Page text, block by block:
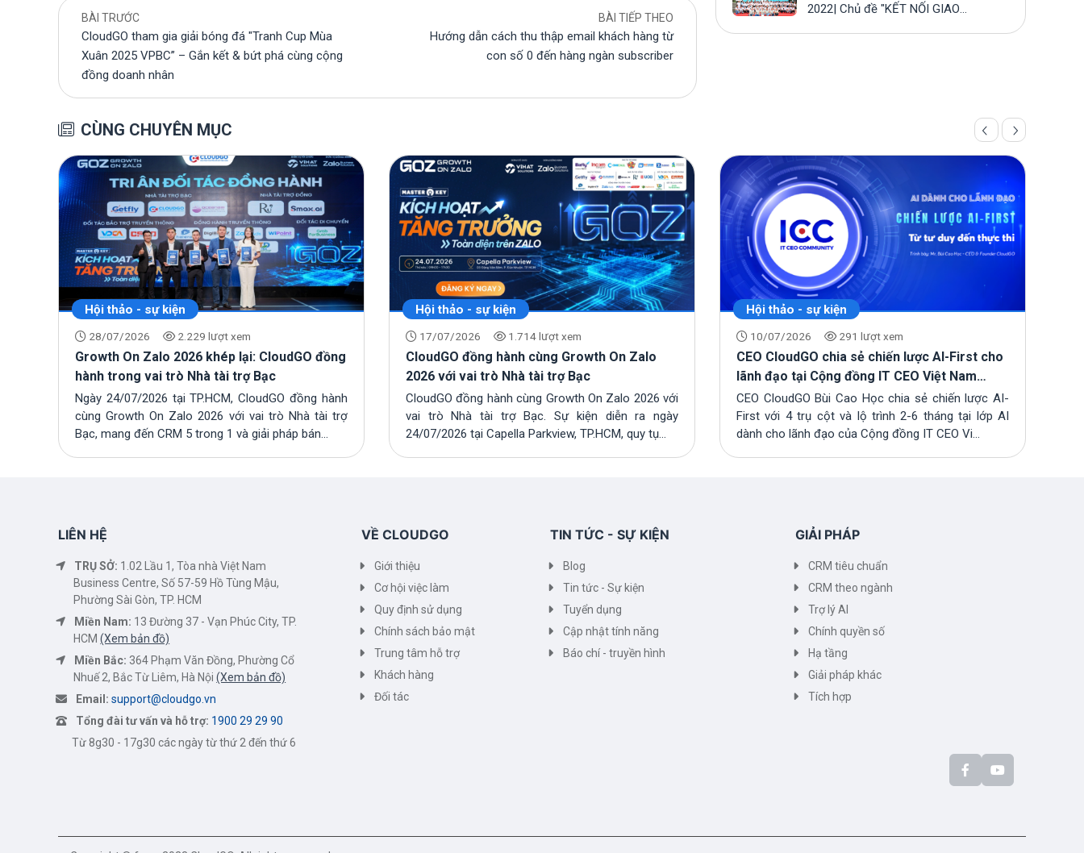
BÀI TRƯỚC
CloudGO tham gia giải bóng đá "Tranh Cup Mùa
Xuân 2025 VPBC” – Gắn kết & bứt phá cùng cộng
đồng doanh nhân
BÀI TIẾP THEO
Hướng dẫn cách thu thập email khách hàng từ
con số 0 đến hàng ngàn subscriber
2022| Chủ đề "KẾT NỐI GIAO
CÙNG CHUYÊN MỤC
Hội thảo - sự kiện
28/07/2026 2.229 lượt xem
Growth On Zalo 2026 khép lại: CloudGO đồng
hành trong vai trò Nhà tài trợ Bạc
Ngày 24/07/2026 tại TP.HCM, CloudGO đồng hành
cùng Growth On Zalo 2026 với vai trò Nhà tài trợ
Bạc, mang đến CRM 5 trong 1 và giải pháp bán...
Hội thảo - sự kiện
17/07/2026 1.714 lượt xem
CloudGO đồng hành cùng Growth On Zalo
2026 với vai trò Nhà tài trợ Bạc
CloudGO đồng hành cùng Growth On Zalo 2026 với
vai trò Nhà tài trợ Bạc. Sự kiện diễn ra ngày
24/07/2026 tại Capella Parkview, TP.HCM, quy tụ...
Hội thảo - sự kiện
10/07/2026 291 lượt xem
CEO CloudGO chia sẻ chiến lược AI-First cho
lãnh đạo tại Cộng đồng IT CEO Việt Nam
(ICC)
CEO CloudGO Bùi Cao Học chia sẻ chiến lược AI-
First với 4 trụ cột và lộ trình 2-6 tháng tại lớp AI
dành cho lãnh đạo của Cộng đồng IT CEO Vi...
LIÊN HỆ
TRỤ SỞ: 1.02 Lầu 1, Tòa nhà Việt Nam
Business Centre, Số 57-59 Hồ Tùng Mậu,
Phường Sài Gòn, TP. HCM
Miền Nam: 13 Đường 37 - Vạn Phúc City, TP.
HCM(Xem bản đồ)
Miền Bắc: 364 Phạm Văn Đồng, Phường Cổ
Nhuế 2, Bắc Từ Liêm, Hà Nội(Xem bản đồ)
Email: support@cloudgo.vn
Tổng đài tư vấn và hỗ trợ: 1900 29 29 90
Từ 8g30 - 17g30 các ngày từ thứ 2 đến thứ 6
VỀ CLOUDGO
Giới thiệu
Cơ hội việc làm
Quy định sử dụng
Chính sách bảo mật
Trung tâm hỗ trợ
Khách hàng
Đối tác
TIN TỨC - SỰ KIỆN
Blog
Tin tức - Sự kiện
Tuyển dụng
Cập nhật tính năng
Báo chí - truyền hình
GIẢI PHÁP
CRM tiêu chuẩn
CRM theo ngành
Trợ lý AI
Chính quyền số
Hạ tầng
Giải pháp khác
Tích hợp